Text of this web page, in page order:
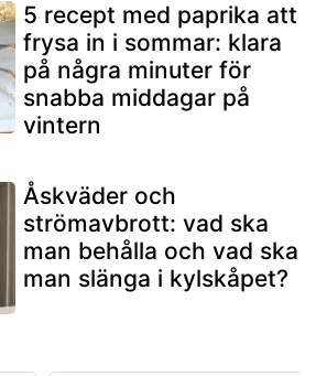
5 recept med paprika att
frysa in i sommar: klara
på några minuter för
snabba middagar på
vintern
Åskväder och
strömavbrott: vad ska
man behålla och vad ska
man slänga i kylskåpet?